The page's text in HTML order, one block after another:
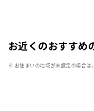
お近くのおすすめ
※ お住まいの地域が未設定の場合は